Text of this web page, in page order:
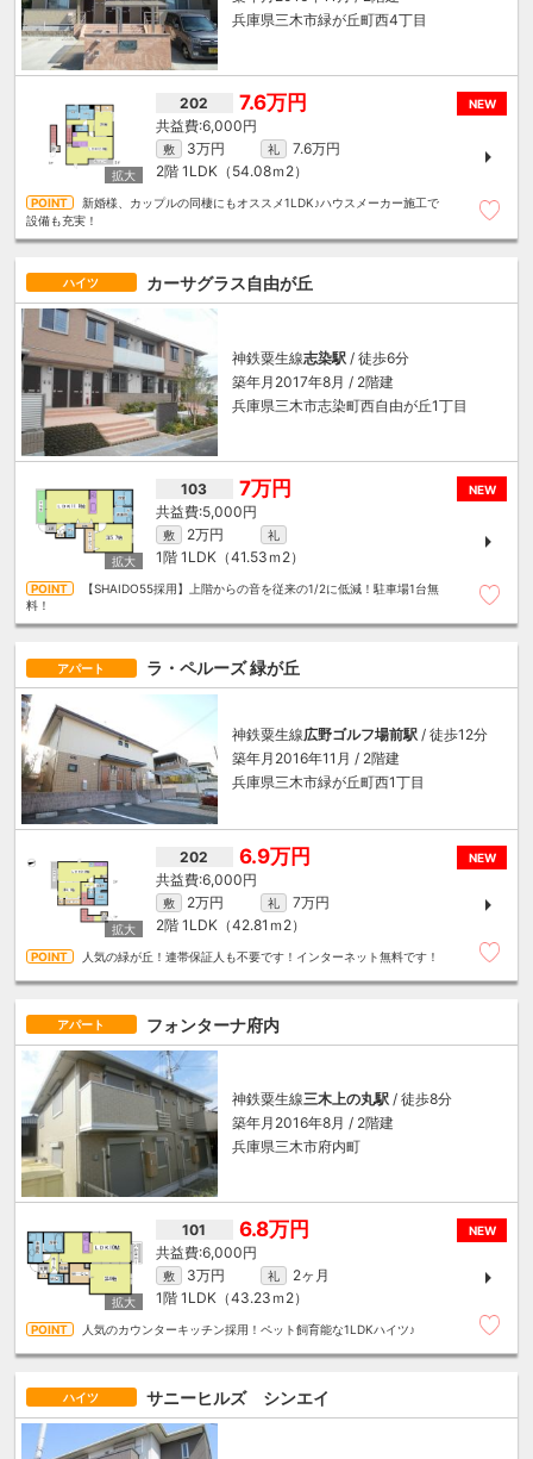
兵庫県三木市緑が丘町西4丁目
NEW
202 7.6万円
6,000円
敷 3万円 礼
7.6万円
2階 1LDK（54.08ｍ 2）
新婚様、カップルの同棲にもオススメ1LDK♪ハウスメーカー施工で
設備も充実！
ハイツ カーサグラス自由が丘
神鉄粟生線志染駅 / 徒歩6分
築年月2017年8月 / 2階建
兵庫県三木市志染町西自由が丘1丁目
NEW
103 7万円
5,000円
敷 2万円 礼
1階 1LDK（41.53ｍ 2）
【SHAIDO55採用】上階からの音を従来の1/2に低減！駐車場1台無
料！
アパート ラ・ペルーズ 緑が丘
神鉄粟生線広野ゴルフ場前駅 / 徒歩12分
築年月2016年11月 / 2階建
兵庫県三木市緑が丘町西1丁目
NEW
202 6.9万円
6,000円
敷 2万円 礼
7万円
2階 1LDK（42.81ｍ 2）
人気の緑が丘！連帯保証人も不要です！インターネット無料です！
アパート フォンターナ府内
神鉄粟生線三木上の丸駅 / 徒歩8分
築年月2016年8月 / 2階建
兵庫県三木市府内町
NEW
101 6.8万円
6,000円
敷 3万円 礼
2ヶ月
1階 1LDK（43.23ｍ 2）
人気のカウンターキッチン採用！ペット飼育能な1LDKハイツ♪
ハイツ サニーヒルズ シンエイ